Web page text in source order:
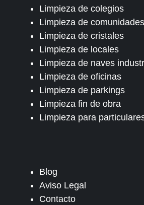
Limpieza de colegios
Limpieza de comunidades
Limpieza de cristales
Limpieza de locales
Limpieza de naves
Limpieza de oficinas
Limpieza de parkings
Limpieza fin de obra
Limpieza para
Blog
Aviso Legal
Contacto